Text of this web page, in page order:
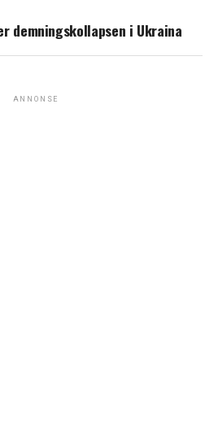
demningskollapsen i Ukraina
ANNONSE